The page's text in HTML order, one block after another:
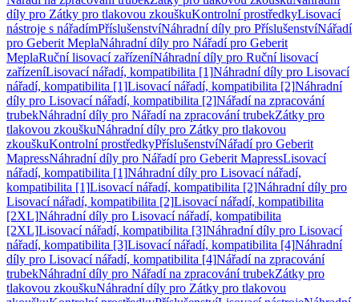
díly pro Zátky pro tlakovou zkouškuKontrolní prostředkyLisovací
nástroje s nářadímPříslušenstvíNáhradní díly pro PříslušenstvíNářadí
pro Geberit MeplaNáhradní díly pro Nářadí pro Geberit
MeplaRuční lisovací zařízeníNáhradní díly pro Ruční lisovací
zařízeníLisovací nářadí, kompatibilita [1]Náhradní díly pro Lisovací
nářadí, kompatibilita [1]Lisovací nářadí, kompatibilita [2]Náhradní
díly pro Lisovací nářadí, kompatibilita [2]Nářadí na zpracování
trubekNáhradní díly pro Nářadí na zpracování trubekZátky pro
tlakovou zkouškuNáhradní díly pro Zátky pro tlakovou
zkouškuKontrolní prostředkyPříslušenstvíNářadí pro Geberit
MapressNáhradní díly pro Nářadí pro Geberit MapressLisovací
nářadí, kompatibilita [1]Náhradní díly pro Lisovací nářadí,
kompatibilita [1]Lisovací nářadí, kompatibilita [2]Náhradní díly pro
Lisovací nářadí, kompatibilita [2]Lisovací nářadí, kompatibilita
[2XL]Náhradní díly pro Lisovací nářadí, kompatibilita
[2XL]Lisovací nářadí, kompatibilita [3]Náhradní díly pro Lisovací
nářadí, kompatibilita [3]Lisovací nářadí, kompatibilita [4]Náhradní
díly pro Lisovací nářadí, kompatibilita [4]Nářadí na zpracování
trubekNáhradní díly pro Nářadí na zpracování trubekZátky pro
tlakovou zkouškuNáhradní díly pro Zátky pro tlakovou